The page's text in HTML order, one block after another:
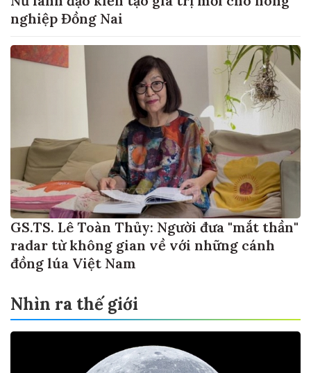
nghiệp Đồng Nai
GS.TS. Lê Toàn Thủy: Người đưa "mắt thần"
radar từ không gian về với những cánh
đồng lúa Việt Nam
Nhìn ra thế giới